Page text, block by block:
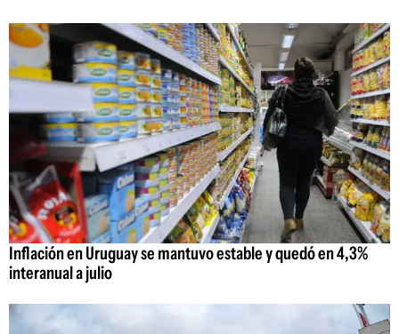
Inflación en Uruguay se mantuvo estable y quedó en 4,3%
interanual a julio